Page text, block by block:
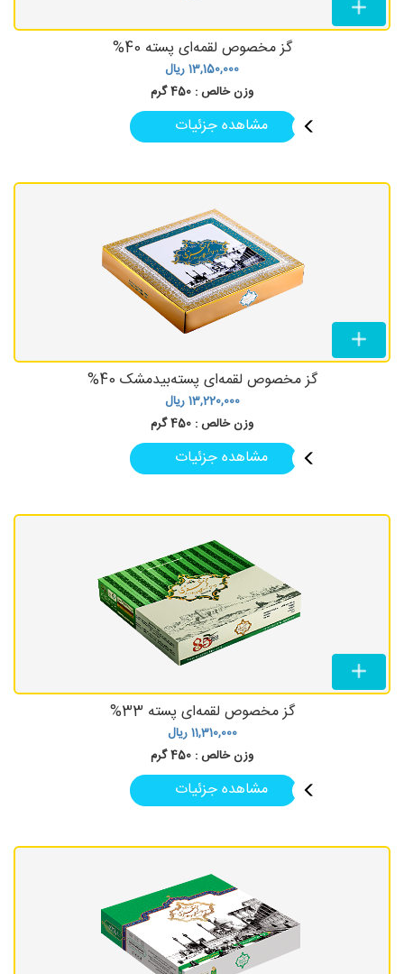
گز مخصوص لقمه‌ای پسته 40%
13,150,000ریال
وزن خالص : 450 گرم
مشاهده جزئیات
گز مخصوص لقمه‌ای پسته‌بیدمشک 40%
13,220,000ریال
وزن خالص : 450 گرم
مشاهده جزئیات
گز مخصوص لقمه‌ای پسته 33%
11,310,000ریال
وزن خالص : 450 گرم
مشاهده جزئیات